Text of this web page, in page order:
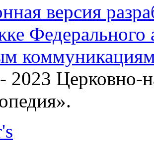
версия
Федерального
2023 Церковно-